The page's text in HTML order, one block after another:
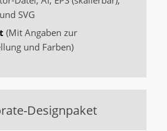
SVG
(Mit Angaben zur
und Farben)
Designpaket